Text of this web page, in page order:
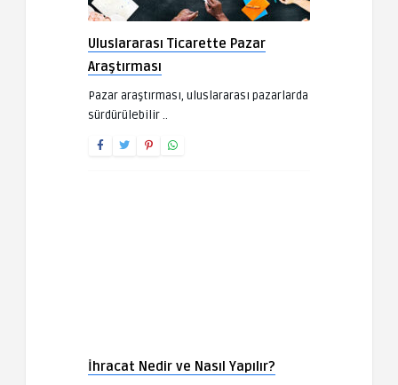
Uluslararası Ticarette Pazar
Araştırması
Pazar araştırması, uluslararası pazarlarda
sürdürülebilir ..
İhracat Nedir ve Nasıl Yapılır?